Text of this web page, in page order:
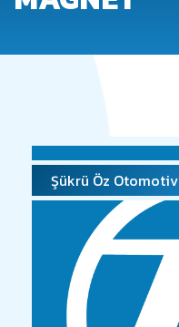
Şükrü Öz Otomotiv